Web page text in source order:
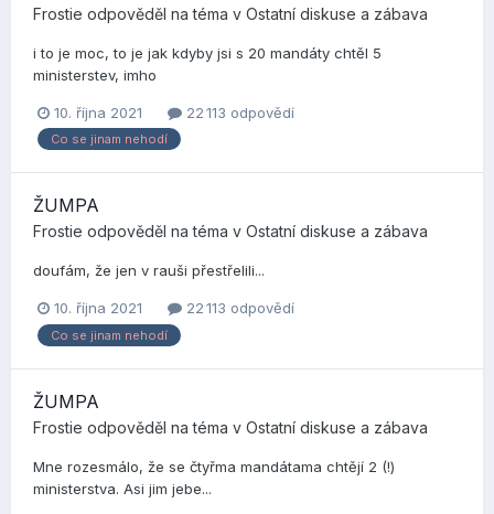
Frostie odpověděl na téma v Ostatní diskuse a zábava
i to je moc, to je jak kdyby jsi s 20 mandáty chtěl 5
ministerstev, imho
10. října 2021 22 113 odpovědí
Co se jinam nehodí
ŽUMPA
Frostie odpověděl na téma v Ostatní diskuse a zábava
doufám, že jen v rauši přestřelili...
10. října 2021 22 113 odpovědí
Co se jinam nehodí
ŽUMPA
Frostie odpověděl na téma v Ostatní diskuse a zábava
Mne rozesmálo, že se čtyřma mandátama chtějí 2 (!)
ministerstva. Asi jim jebe...